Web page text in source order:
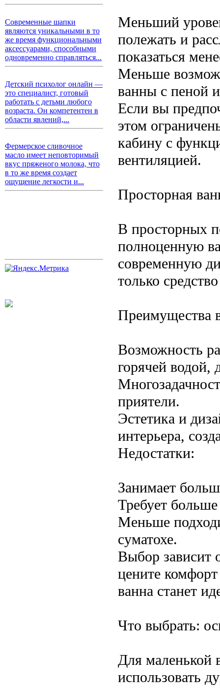
Современные шапки
являются уникальными в то
же время функциональными
аксессуарами, способными
одновременно справляться...
Детский психолог онлайн —
это специалист, готовый
работать с детьми любого
возраста. Он компетентен в
области явлений,...
Фермерское сливочное
масло имеет неповторимый
вкус пряженого молока, что
в то же время создает
ощущение легкости и...
Меньший
полежать и
показаться
Меньше
ванны с пеной
Если вы
этом
кабину с
вентиляцией.
Просторная
В просторных
полноценную
современную
только
Преимущества
Возможность
горячей водой,
приятели.
Эстетика и
интерьера,
Недостатки:
Занимает
Требует
Меньше
суматохе.
Выбор зависит
цените
ванна станет
Что выбрать:
Для маленькой
использовать